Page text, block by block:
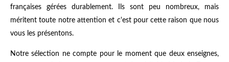
françaises gérées durablement. Ils sont peu nombreux, mais
méritent toute notre attention et c'est pour cette raison que nous
vous les présentons.
Notre sélection ne compte pour le moment que deux enseignes,